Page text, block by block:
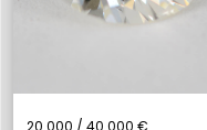
20 000 / 40 000 €